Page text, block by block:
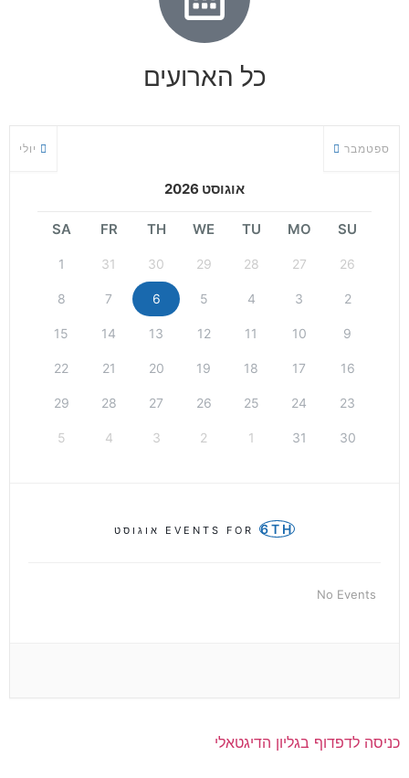
כל הארועים
יולי
אוגוסט 2026
ספטמבר
SU
MO
TU
WE
TH
FR
SA
26
27
28
29
30
31
1
2
3
4
5
6
7
8
9
10
11
12
13
14
15
16
17
18
19
20
21
22
23
24
25
26
27
28
29
30
31
1
2
3
4
5
EVENTS FOR 6TH אוגוסט
No Events
כניסה לדפדוף בגליון הדיגטאלי